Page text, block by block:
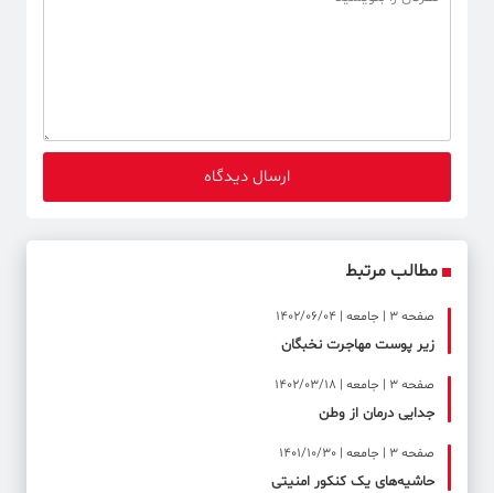
مطالب مرتبط
صفحه ۳ | جامعه | 1402/06/04
زیر پوست مهاجرت نخبگان
صفحه ۳ | جامعه | 1402/03/18
جدایی درمان از وطن
صفحه ۳ | جامعه | 1401/10/30
حاشیه‌های یک کنکور امنیتی